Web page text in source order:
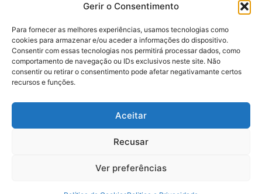
Gerir o Consentimento
Para fornecer as melhores experiências, usamos tecnologias como
cookies para armazenar e/ou aceder a informações do dispositivo.
Consentir com essas tecnologias nos permitirá processar dados, como
comportamento de navegação ou IDs exclusivos neste site. Não
consentir ou retirar o consentimento pode afetar negativamante certos
recursos e funções.
Aceitar
Recusar
Ver preferências
&nbsp
Sobre nós
Arquivos
Projetos
Serviços
Membros
Agenda
Redes Sociais
Linkedin
PT
Política de Privacidade